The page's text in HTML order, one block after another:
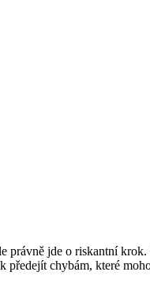
právně jde o riskantní
předejít chybám, které